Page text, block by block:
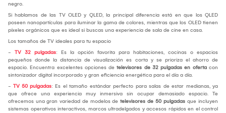
negro.
Si hablamos de las TV OLED y QLED, la principal diferencia está en que los QLED
poseen nanopartículas para iluminar la gama de colores, mientras que los OLED tienen
píxeles orgánicos que es ideal si buscas una experiencia de sala de cine en casa.
Los tamaños de TV ideales para tu espacio
- TV 32 pulgadas: Es la opción favorita para habitaciones, cocinas o espacios
pequeños donde la distancia de visualización es corta y se prioriza el ahorro de
espacio. Encuentra excelentes opciones de televisores de 32 pulgadas en oferta con
sintonizador digital incorporado y gran eficiencia energética para el día a día.
- TV 50 pulgadas: Es el tamaño estándar perfecto para salas de estar medianas, ya
que ofrece una experiencia muy inmersiva sin ocupar demasiado espacio. Te
ofrecemos una gran variedad de modelos de televisores de 50 pulgadas que incluyen
sistemas operativos interactivos, marcos ultradelgados y accesos rápidos en el control